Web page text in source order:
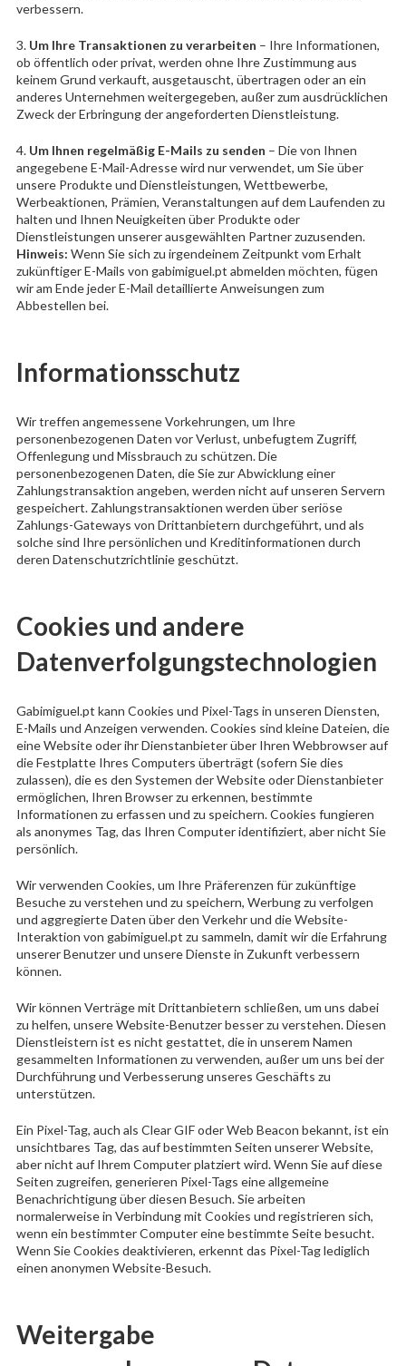
verbessern.
3.Um Ihre Transaktionen zu verarbeiten – Ihre Informationen,
ob öffentlich oder privat, werden ohne Ihre Zustimmung aus
keinem Grund verkauft, ausgetauscht, übertragen oder an ein
anderes Unternehmen weitergegeben, außer zum ausdrücklichen
Zweck der Erbringung der angeforderten Dienstleistung.
4. Um Ihnen regelmäßig E-Mails zu senden – Die von Ihnen
angegebene E-Mail-Adresse wird nur verwendet, um Sie über
unsere Produkte und Dienstleistungen, Wettbewerbe,
Werbeaktionen, Prämien, Veranstaltungen auf dem Laufenden zu
halten und Ihnen Neuigkeiten über Produkte oder
Dienstleistungen unserer ausgewählten Partner zuzusenden.
Hinweis: Wenn Sie sich zu irgendeinem Zeitpunkt vom Erhalt
zukünftiger E-Mails von gabimiguel.pt abmelden möchten, fügen
wir am Ende jeder E-Mail detaillierte Anweisungen zum
Abbestellen bei.
Informationsschutz
Wir treffen angemessene Vorkehrungen, um Ihre
personenbezogenen Daten vor Verlust, unbefugtem Zugriff,
Offenlegung und Missbrauch zu schützen. Die
personenbezogenen Daten, die Sie zur Abwicklung einer
Zahlungstransaktion angeben, werden nicht auf unseren Servern
gespeichert. Zahlungstransaktionen werden über seriöse
Zahlungs-Gateways von Drittanbietern durchgeführt, und als
solche sind Ihre persönlichen und Kreditinformationen durch
deren Datenschutzrichtlinie geschützt.
Cookies und andere
Datenverfolgungstechnologien
Gabimiguel.pt kann Cookies und Pixel-Tags in unseren Diensten,
E-Mails und Anzeigen verwenden. Cookies sind kleine Dateien, die
eine Website oder ihr Dienstanbieter über Ihren Webbrowser auf
die Festplatte Ihres Computers überträgt (sofern Sie dies
zulassen), die es den Systemen der Website oder Dienstanbieter
ermöglichen, Ihren Browser zu erkennen, bestimmte
Informationen zu erfassen und zu speichern. Cookies fungieren
als anonymes Tag, das Ihren Computer identifiziert, aber nicht Sie
persönlich.
Wir verwenden Cookies, um Ihre Präferenzen für zukünftige
Besuche zu verstehen und zu speichern, Werbung zu verfolgen
und aggregierte Daten über den Verkehr und die Website-
Interaktion von gabimiguel.pt zu sammeln, damit wir die Erfahrung
unserer Benutzer und unsere Dienste in Zukunft verbessern
können.
Wir können Verträge mit Drittanbietern schließen, um uns dabei
zu helfen, unsere Website-Benutzer besser zu verstehen. Diesen
Dienstleistern ist es nicht gestattet, die in unserem Namen
gesammelten Informationen zu verwenden, außer um uns bei der
Durchführung und Verbesserung unseres Geschäfts zu
unterstützen.
Ein Pixel-Tag, auch als Clear GIF oder Web Beacon bekannt, ist ein
unsichtbares Tag, das auf bestimmten Seiten unserer Website,
aber nicht auf Ihrem Computer platziert wird. Wenn Sie auf diese
Seiten zugreifen, generieren Pixel-Tags eine allgemeine
Benachrichtigung über diesen Besuch. Sie arbeiten
normalerweise in Verbindung mit Cookies und registrieren sich,
wenn ein bestimmter Computer eine bestimmte Seite besucht.
Wenn Sie Cookies deaktivieren, erkennt das Pixel-Tag lediglich
einen anonymen Website-Besuch.
Weitergabe